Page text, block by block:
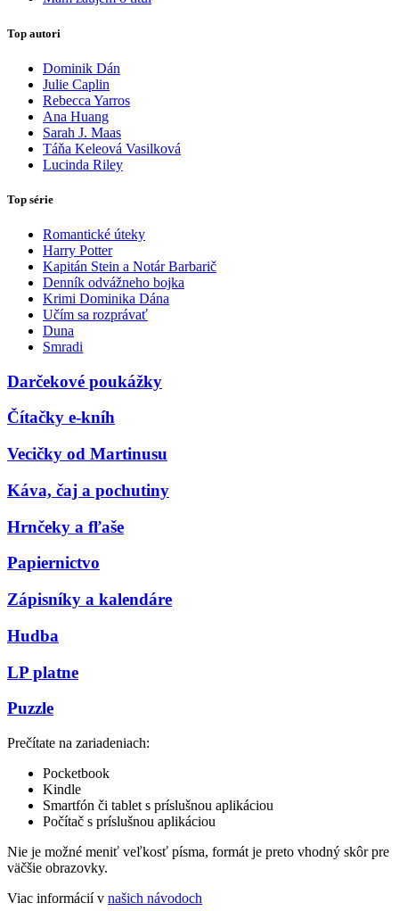
Top autori
Dominik Dán
Julie Caplin
Rebecca Yarros
Ana Huang
Sarah J. Maas
Táňa Keleová Vasilková
Lucinda Riley
Top série
Romantické úteky
Harry Potter
Kapitán Stein a Notár Barbarič
Denník odvážneho bojka
Krimi Dominika Dána
Učím sa rozprávať
Duna
Smradi
Darčekové poukážky
Čítačky e-kníh
Vecičky od Martinusu
Káva, čaj a pochutiny
Hrnčeky a fľaše
Papiernictvo
Zápisníky a kalendáre
Hudba
LP platne
Puzzle
Prečítate na zariadeniach:
Pocketbook
Kindle
Smartfón či tablet s príslušnou aplikáciou
Počítač s príslušnou aplikáciou
Nie je možné meniť veľkosť písma, formát je preto vhodný skôr pre
väčšie obrazovky.
Viac informácií v našich návodoch